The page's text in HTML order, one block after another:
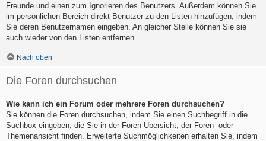
Freunde und einen zum Ignorieren des Benutzers. Außerdem können Sie
im persönlichen Bereich direkt Benutzer zu den Listen hinzufügen, indem
Sie deren Benutzernamen eingeben. An gleicher Stelle können Sie sie
auch wieder von den Listen entfernen.
Nach oben
Die Foren durchsuchen
Wie kann ich ein Forum oder mehrere Foren durchsuchen?
Sie können die Foren durchsuchen, indem Sie einen Suchbegriff in die
Suchbox eingeben, die Sie in der Foren-Übersicht, der Foren- oder
Themenansicht finden. Erweiterte Suchmöglichkeiten erhalten Sie, indem